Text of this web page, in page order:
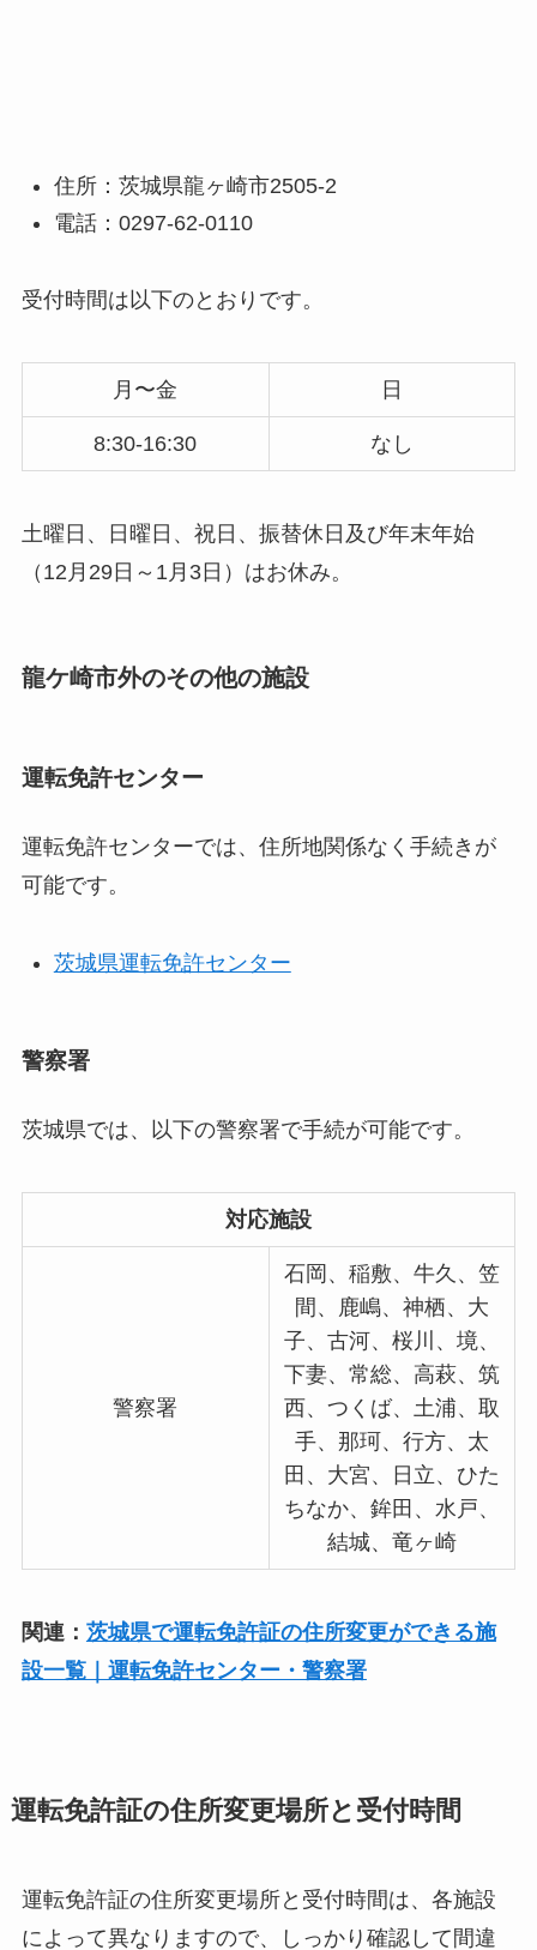
住所：茨城県龍ヶ崎市2505-2
電話：0297-62-0110
受付時間は以下のとおりです。
月〜金 日
8:30-16:30 なし
土曜日、日曜日、祝日、振替休日及び年末年始
（12月29日～1月3日）はお休み。
龍ケ崎市外のその他の施設
運転免許センター
運転免許センターでは、住所地関係なく手続きが
可能です。
茨城県運転免許センター
警察署
茨城県では、以下の警察署で手続が可能です。
対応施設
警察署
石岡、稲敷、牛久、笠
間、鹿嶋、神栖、大
子、古河、桜川、境、
下妻、常総、高萩、筑
西、つくば、土浦、取
手、那珂、行方、太
田、大宮、日立、ひた
ちなか、鉾田、水戸、
結城、竜ヶ崎
関連： 茨城県で運転免許証の住所変更ができる施
設一覧｜運転免許センター・警察署
運転免許証の住所変更場所と受付時間
運転免許証の住所変更場所と受付時間は、各施設
によって異なりますので、しっかり確認して間違